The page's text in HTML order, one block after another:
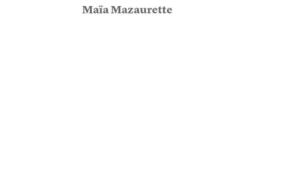
Maïa Mazaurette